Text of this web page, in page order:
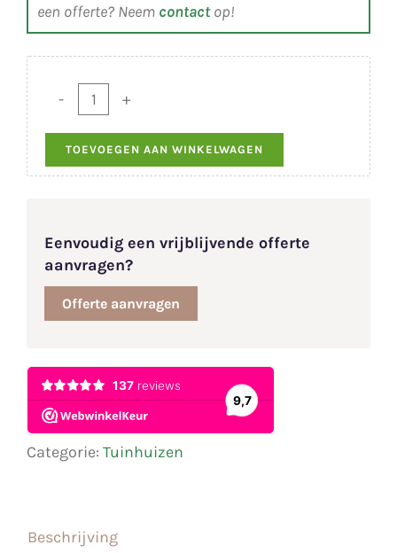
een offerte? Neem contactop!
Gazebo
Mini
aantal
TOEVOEGEN AAN WINKELWAGEN
Eenvoudig een vrijblijvende offerte
aanvragen?
Offerte aanvragen
Categorie: Tuinhuizen
Beschrijving